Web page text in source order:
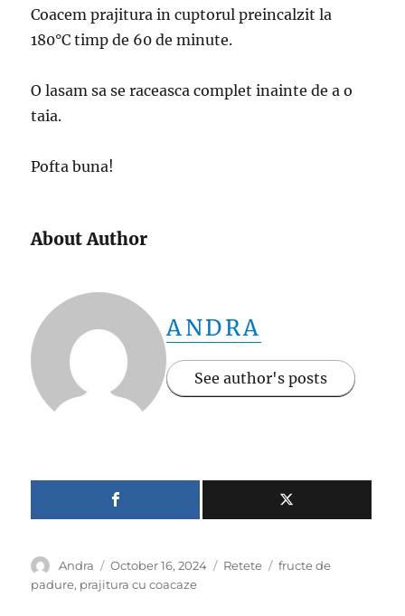
Coacem prajitura in cuptorul preincalzit la
180°C timp de 60 de minute.
O lasam sa se raceasca complet inainte de a o
taia.
Pofta buna!
About Author
ANDRA
See author's posts
Author
Andra
Posted
on
October 16, 2024 Categories
Retete Tags
fructe de
padure, prajitura cu coacaze